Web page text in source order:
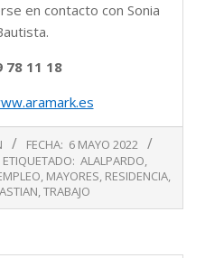
en contacto con Sonia
78 11 18
FECHA: 6 MAYO 2022
ETIQUETADO: ALALPARDO,
, MAYORES, RESIDENCIA,
,TRABAJO